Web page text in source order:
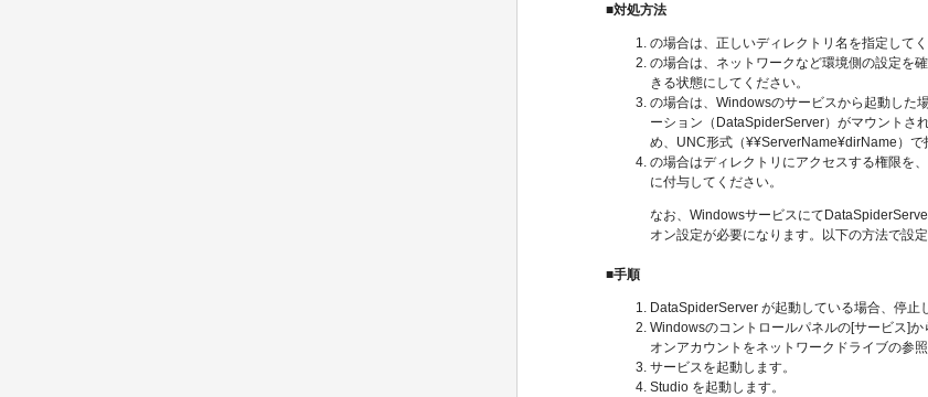
■対処方法
の場合は、正しいディレクトリ名を指定してく
の場合は、ネットワークなど環境側の設定を
きる状態にしてください。
の場合は、Windowsのサービスから起動した
ーション（DataSpiderServer）がマウントさ
め、UNC形式（¥¥ServerName¥dirName）で
の場合はディレクトリにアクセスする権限を
に付与してください。
なお、Windowsサービスにて
オン設定が必要になります。以下の方法で設定
■手順
DataSpiderServer が起動している場合、停止
Windowsのコントロールパネルの[サービス]
オンアカウントをネットワークドライブの参
サービスを起動します。
Studio を起動します。